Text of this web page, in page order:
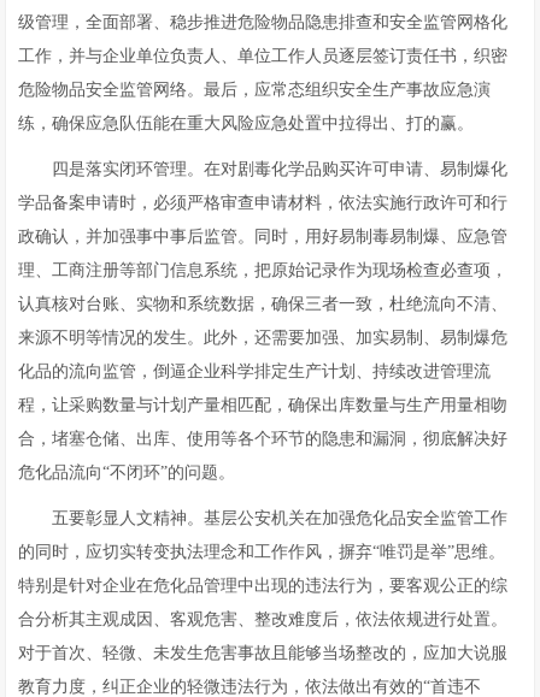
级管理，全面部署、稳步推进危险物品隐患排查和安全监管网格化
工作，并与企业单位负责人、单位工作人员逐层签订责任书，织密
危险物品安全监管网络。最后，应常态组织安全生产事故应急演
练，确保应急队伍能在重大风险应急处置中拉得出、打的赢。
四是落实闭环管理。在对剧毒化学品购买许可申请、易制爆化
学品备案申请时，必须严格审查申请材料，依法实施行政许可和行
政确认，并加强事中事后监管。同时，用好易制毒易制爆、应急管
理、工商注册等部门信息系统，把原始记录作为现场检查必查项，
认真核对台账、实物和系统数据，确保三者一致，杜绝流向不清、
来源不明等情况的发生。此外，还需要加强、加实易制、易制爆危
化品的流向监管，倒逼企业科学排定生产计划、持续改进管理流
程，让采购数量与计划产量相匹配，确保出库数量与生产用量相吻
合，堵塞仓储、出库、使用等各个环节的隐患和漏洞，彻底解决好
危化品流向“不闭环”的问题。
五要彰显人文精神。基层公安机关在加强危化品安全监管工作
的同时，应切实转变执法理念和工作作风，摒弃“唯罚是举”思维。
特别是针对企业在危化品管理中出现的违法行为，要客观公正的综
合分析其主观成因、客观危害、整改难度后，依法依规进行处置。
对于首次、轻微、未发生危害事故且能够当场整改的，应加大说服
教育力度，纠正企业的轻微违法行为，依法做出有效的“首违不